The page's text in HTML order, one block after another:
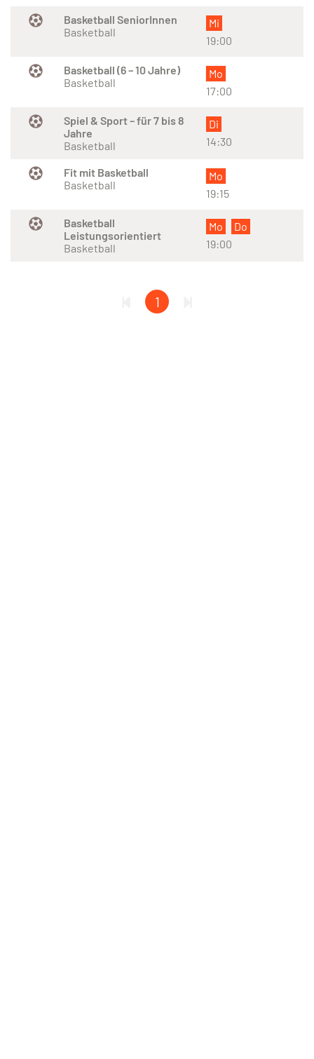
Basketball SeniorInnen
Basketball
Mi
19:00
Basketball (6 – 10 Jahre)
Basketball
Mo
17:00
Spiel & Sport – für 7 bis 8
Jahre
Basketball
Di
14:30
Fit mit Basketball
Basketball
Mo
19:15
Basketball
Leistungsorientiert
Basketball
Mo
Do
19:00
1